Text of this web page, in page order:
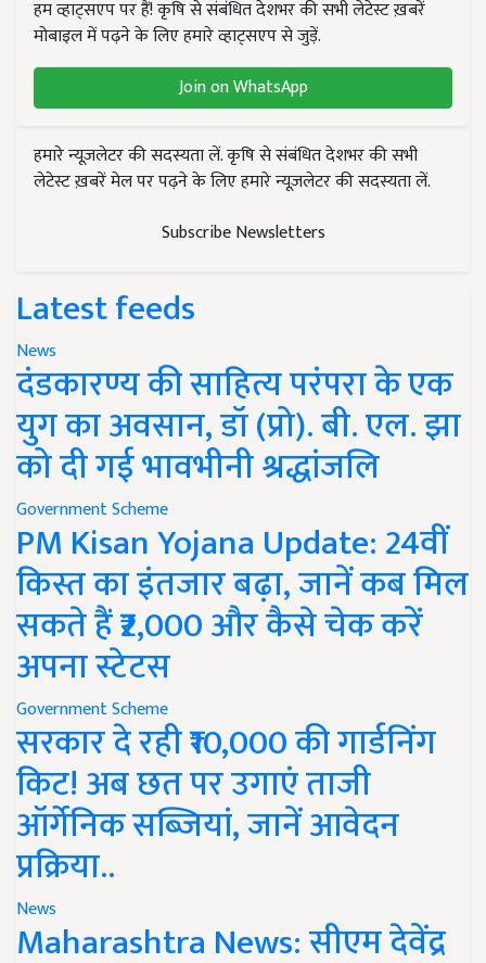
हम व्हाट्सएप पर हैं! कृषि से संबंधित देशभर की सभी लेटेस्ट ख़बरें
मोबाइल में पढ़ने के लिए हमारे व्हाट्सएप से जुड़ें.
Join on WhatsApp
हमारे न्यूज़लेटर की सदस्यता लें. कृषि से संबंधित देशभर की सभी
लेटेस्ट ख़बरें मेल पर पढ़ने के लिए हमारे न्यूज़लेटर की सदस्यता लें.
Subscribe Newsletters
Latest feeds
News
दंडकारण्य की साहित्य परंपरा के एक
युग का अवसान, डॉ (प्रो). बी. एल. झा
को दी गई भावभीनी श्रद्धांजलि
Government Scheme
PM Kisan Yojana Update: 24वीं
किस्त का इंतजार बढ़ा, जानें कब मिल
सकते हैं ₹2,000 और कैसे चेक करें
अपना स्टेटस
Government Scheme
सरकार दे रही ₹10,000 की गार्डनिंग
किट! अब छत पर उगाएं ताजी
ऑर्गेनिक सब्जियां, जानें आवेदन
प्रक्रिया..
News
Maharashtra News: सीएम देवेंद्र